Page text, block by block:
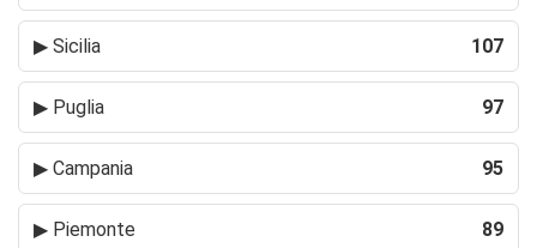
▶ Sicilia 107
▶ Puglia 97
▶ Campania 95
▶ Piemonte 89